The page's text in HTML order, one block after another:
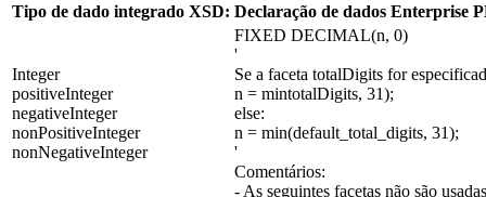
Tipo de dado integrado XSD: Declaração de dados Enterprise
Integer
positiveInteger
negativeInteger
nonPositiveInteger
nonNegativeInteger
FIXED DECIMAL(n, 0)
'
Se a faceta totalDigits for
n = mintotalDigits, 31);
else:
n = min(default_total_digits, 31);
'
Comentários:
- As seguintes facetas não são